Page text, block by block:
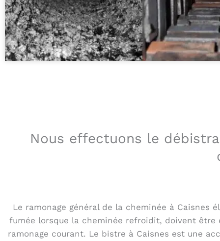
Nous effectuons le
Le ramonage général de la cheminée à Caisnes
fumée lorsque la cheminée refroidit, doivent
ramonage courant. Le bistre à Caisnes est une